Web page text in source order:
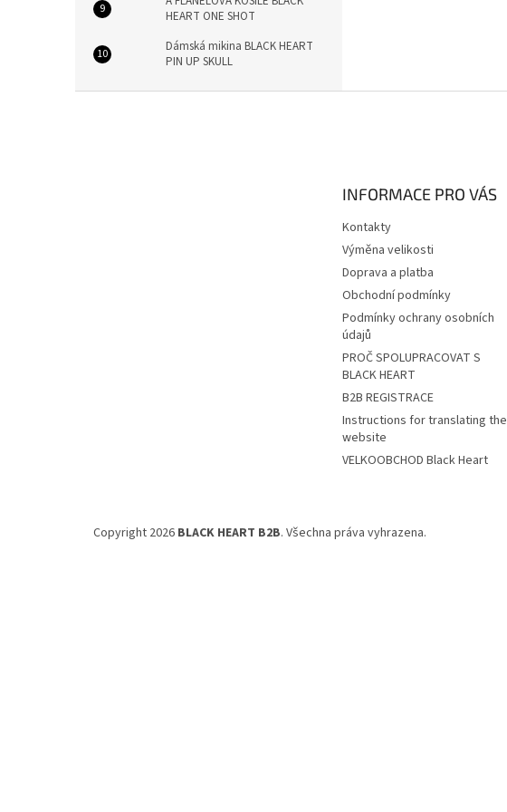
HEART ONE SHOT
Dámská mikina BLACK HEART
PIN UP SKULL
INFORMACE PRO VÁS
Kontakty
Výměna velikosti
Doprava a platba
Obchodní podmínky
Podmínky ochrany osobních
údajů
PROČ SPOLUPRACOVAT S
BLACK HEART
B2B REGISTRACE
Instructions for translating the
website
VELKOOBCHOD Black Heart
Copyright 2026 BLACK HEART B2B. Všechna práva vyhrazena.